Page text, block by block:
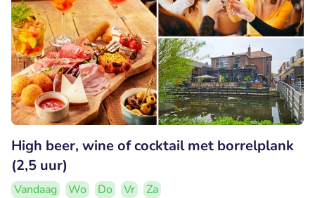
High beer, wine of cocktail met borrelplank
(2,5 uur)
Vandaag Wo Do Vr
Za